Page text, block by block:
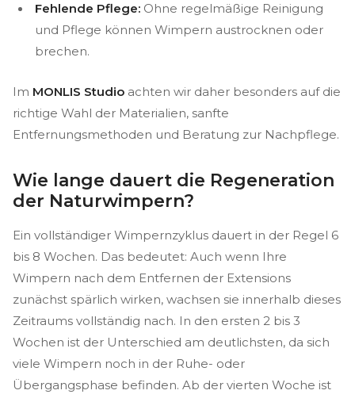
Fehlende Pflege: Ohne regelmäßige Reinigung
und Pflege können Wimpern austrocknen oder
brechen.
Im MONLIS Studio achten wir daher besonders auf die
richtige Wahl der Materialien, sanfte
Entfernungsmethoden und Beratung zur Nachpflege.
Wie lange dauert die Regeneration
der Naturwimpern?
Ein vollständiger Wimpernzyklus dauert in der Regel 6
bis 8 Wochen. Das bedeutet: Auch wenn Ihre
Wimpern nach dem Entfernen der Extensions
zunächst spärlich wirken, wachsen sie innerhalb dieses
Zeitraums vollständig nach. In den ersten 2 bis 3
Wochen ist der Unterschied am deutlichsten, da sich
viele Wimpern noch in der Ruhe- oder
Übergangsphase befinden. Ab der vierten Woche ist